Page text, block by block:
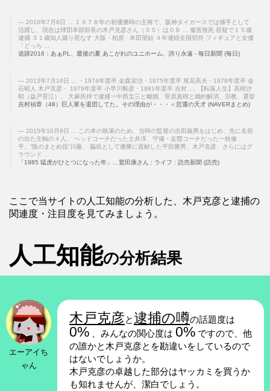
2016年7月6日 ... １９７８年の初優勝時の主将で、阪神タイガースでは捕手として
活躍し、現在は球団本部部長の木戸克彦さん（５５）はＯＢ ... 傷害致死 容疑で１５歳
逮捕 ３１歳知人蹴り死なす 大阪・柏原 · 本田望結 ４年連続全国切符 フィギュアと女優
「どっち ...
追跡2016：あぁPL、最後の夏 あこがれのユニホーム、誇り永遠 - 毎日新聞 (毎日)
2013年7月16日 ... ・1974年度卒 金森栄治・1975年度卒 尾花高夫・1978年度卒 金
石昭人 木戸克彦・ 1979年度卒 小早川毅彦・1981年度卒 吉村 .... 【転落人生】高樹沙
耶（益戸育江）、 大麻所持で逮捕⇒中西圭三と離婚、菅原真樹と婚約解消、宗教、選挙
吉村禎章（48）巨人軍を退団してた。その理由が・・・＜悲運の天才 (NAVERまとめ)
2015年10月8日 ... この本の執筆のため、当時の監督の吉田義男をはじめ、先に名前
の出た主軸の４人、 ヘッドコーチだった土井淳、守備・走塁コーチだった一枝修
平、“陰のまとめ役”川藤、 脇役として優勝に貢献した平田勝男、木戸克彦、さらにはグ
ラウンド ...
「1985 猛虎がひとつになった年」…鷲田康さん : ライフ : 読売新聞 (読売)
ここで当サイトの人工知能の分析した、木戸克彦と逮捕の
関連度・注目度を見てみましょう。
人工知能の分析結果
エーアイち
ゃん
木戸克彦と逮捕の噂の話題度は
0% 、みんなの関心度は 0% ですので、他
の誰かと木戸克彦とを勘違いをしているので
はないでしょうか。
木戸克彦の卓越した部分はヤッカミを買うか
も知れませんが、潔白でしょう。